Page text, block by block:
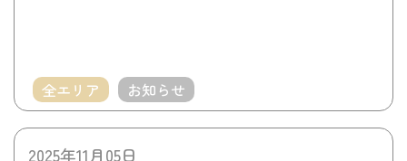
全エリア お知らせ
2025年11月05日